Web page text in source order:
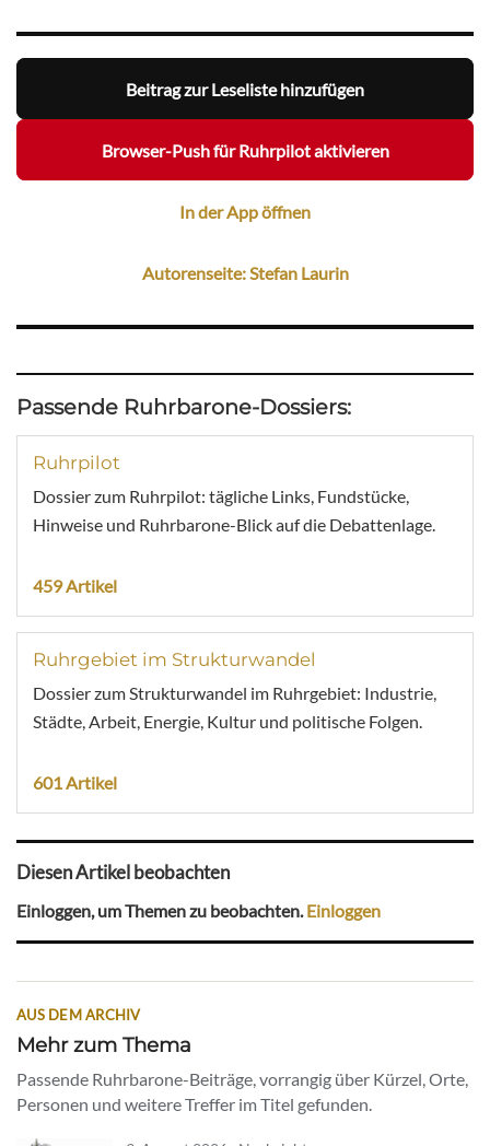
Beitrag zur Leseliste hinzufügen
Browser-Push für Ruhrpilot aktivieren
In der App öffnen
Autorenseite: Stefan Laurin
Passende Ruhrbarone-Dossiers:
Ruhrpilot
Dossier zum Ruhrpilot: tägliche Links, Fundstücke,
Hinweise und Ruhrbarone-Blick auf die Debattenlage.
459 Artikel
Ruhrgebiet im Strukturwandel
Dossier zum Strukturwandel im Ruhrgebiet: Industrie,
Städte, Arbeit, Energie, Kultur und politische Folgen.
601 Artikel
Diesen Artikel beobachten
Einloggen, um Themen zu beobachten.Einloggen
AUS DEM ARCHIV
Mehr zum Thema
Passende Ruhrbarone-Beiträge, vorrangig über Kürzel, Orte,
Personen und weitere Treffer im Titel gefunden.